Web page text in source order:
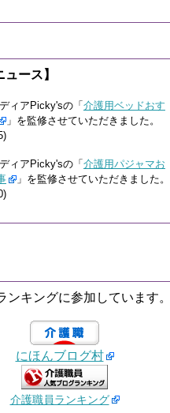
ュース】
ィアPicky'sの「 介護用ベッドおす
」を監修させていただきました。
ィアPicky'sの「 介護用パジャマお
」を監修させていただきました。
ンキングに参加しています。
にほんブログ村
介護職員ランキング